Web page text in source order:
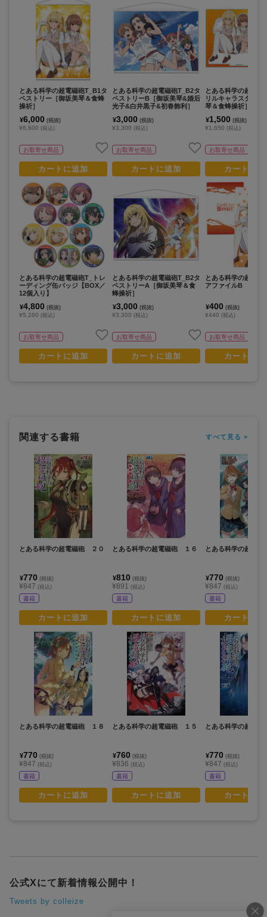
とある科学の超電磁砲T_B1タ
ペストリー［御坂美琴＆食蜂
操祈］
¥6,000 (税抜)
¥6,600 (税込)
お取寄せ商品
カートに追加
とある科学の超電磁砲T_トレ
ーディング缶バッジ【BOX／
12個入り】
¥4,800 (税抜)
¥5,280 (税込)
お取寄せ商品
カートに追加
とある科学の超電磁砲T_B2タ
ペストリーB［御坂美琴&婚后
光子&白井黒子&初春飾利］
¥3,000 (税抜)
¥3,300 (税込)
お取寄せ商品
カートに追加
とある科学の超電磁砲T_B2タ
ペストリーA［御坂美琴＆食
蜂操祈］
¥3,000 (税抜)
¥3,300 (税込)
お取寄せ商品
カートに追加
とある科学の超電磁
リルキャラスタンド
琴＆食蜂操祈］
¥1,500 (税抜)
¥1,650 (税込)
お取寄せ商品
カートに
とある科学の超電磁
アファイルB
¥400 (税抜)
¥440 (税込)
お取寄せ商品
カートに
関連する書籍 すべて見る >
とある科学の超電磁砲 ２０
¥770 (税抜)
¥847 (税込)
書籍
カートに追加
とある科学の超電磁砲 １８
¥770 (税抜)
¥847 (税込)
書籍
カートに追加
とある科学の超電磁砲 １６
¥810 (税抜)
¥891 (税込)
書籍
カートに追加
とある科学の超電磁砲 １５
¥760 (税抜)
¥836 (税込)
書籍
カートに追加
とある科学の超電
¥770 (税抜)
¥847 (税込)
書籍
カートに
とある科学の超電
¥770 (税抜)
¥847 (税込)
書籍
カートに
公式Xにて新着情報公開中！
Tweets by colleize